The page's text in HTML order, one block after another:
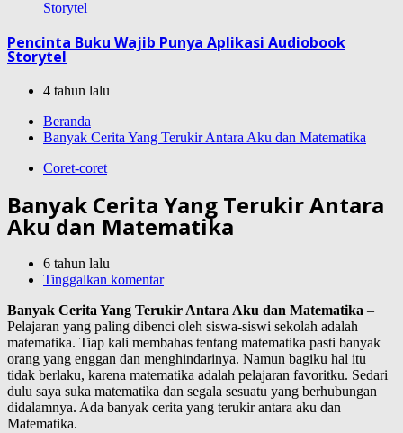
Pencinta Buku Wajib Punya Aplikasi Audiobook
Storytel
4 tahun lalu
Beranda
Banyak Cerita Yang Terukir Antara Aku dan Matematika
Coret-coret
Banyak Cerita Yang Terukir Antara
Aku dan Matematika
6 tahun lalu
Tinggalkan komentar
Banyak Cerita Yang Terukir Antara Aku dan Matematika –
Pelajaran yang paling dibenci oleh siswa-siswi sekolah adalah
matematika. Tiap kali membahas tentang matematika pasti banyak
orang yang enggan dan menghindarinya. Namun bagiku hal itu
tidak berlaku, karena matematika adalah pelajaran favoritku. Sedari
dulu saya suka matematika dan segala sesuatu yang berhubungan
didalamnya. Ada banyak cerita yang terukir antara aku dan
Matematika.